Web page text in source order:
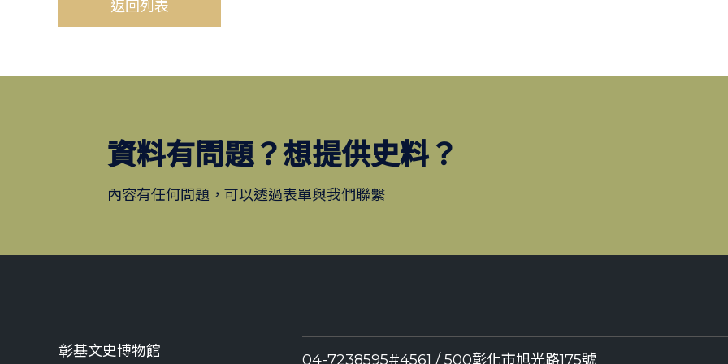
返回列表
資料有問題？想提供史料？
內容有任何問題，可以透過表單與我們聯繫
彰基文史博物館 04-7238595#4561 / 500彰化市旭光路175號